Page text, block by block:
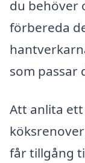
du behöver
förbereda
som passar
Att anlita
får tillgång